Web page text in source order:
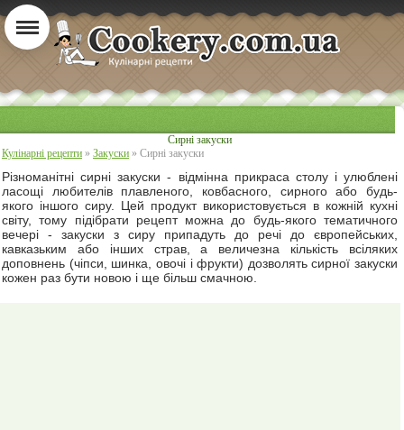
Сирні закуски
Кулінарні рецепти » Закуски » Сирні закуски
Різноманітні сирні закуски - відмінна прикраса столу і улюблені
ласощі любителів плавленого, ковбасного, сирного або будь-
якого іншого сиру. Цей продукт використовується в кожній кухні
світу, тому підібрати рецепт можна до будь-якого тематичного
вечері - закуски з сиру припадуть до речі до європейських,
кавказьким або інших страв, а величезна кількість всіляких
доповнень (чіпси, шинка, овочі і фрукти) дозволять сирної закуски
кожен раз бути новою і ще більш смачною.